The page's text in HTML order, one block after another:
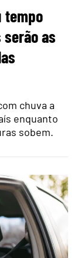
tempo
as
chuva a
enquanto
sobem.